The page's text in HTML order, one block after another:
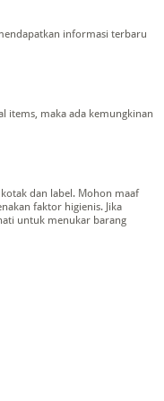
informasi terbaru
items, maka ada kemungkinan
dan label. Mohon maaf
faktor higienis. Jika
untuk menukar barang